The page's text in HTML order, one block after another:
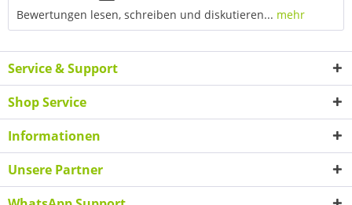
Bewertungen lesen, schreiben und diskutieren... mehr
Service & Support
Shop Service
Informationen
Unsere Partner